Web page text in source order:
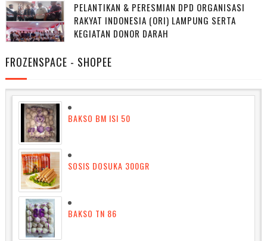
PELANTIKAN & PERESMIAN DPD ORGANISASI
RAKYAT INDONESIA (ORI) LAMPUNG SERTA
KEGIATAN DONOR DARAH
FROZENSPACE - SHOPEE
BAKSO BM ISI 50
SOSIS DOSUKA 300GR
BAKSO TN 86